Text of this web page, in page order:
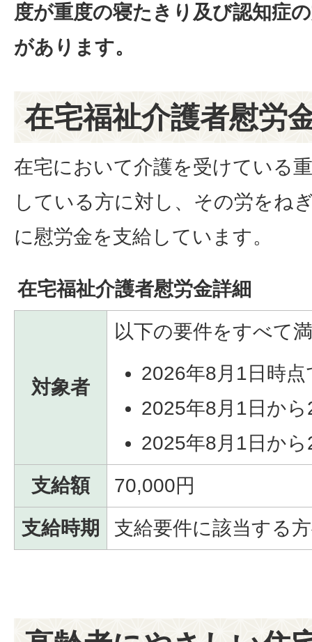
度が重度の寝たきり及び認知症
があります。
在宅福祉介護者慰労
在宅において介護を受けている
している方に対し、その労をね
に慰労金を支給しています。
在宅福祉介護者慰労金詳細
対象者
以下の要件をすべて
2026年8月1日時
2025年8月1日か
2025年8月1日か
支給額
70,000円
支給時期
支給要件に該当する